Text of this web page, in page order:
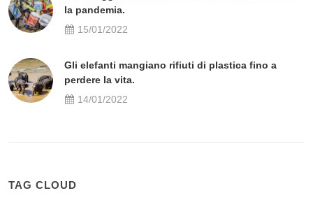
la pandemia.
15/01/2022
Gli elefanti mangiano rifiuti di plastica fino a
perdere la vita.
14/01/2022
TAG CLOUD